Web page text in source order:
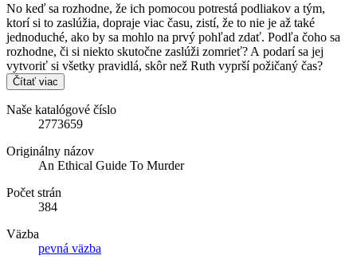
No keď sa rozhodne, že ich pomocou potrestá podliakov a tým,
ktorí si to zaslúžia, dopraje viac času, zistí, že to nie je až také
jednoduché, ako by sa mohlo na prvý pohľad zdať. Podľa čoho sa
rozhodne, či si niekto skutočne zaslúži zomrieť? A podarí sa jej
vytvoriť si všetky pravidlá, skôr než Ruth vyprší požičaný čas?
Čítať viac
Naše katalógové číslo
2773659
Originálny názov
An Ethical Guide To Murder
Počet strán
384
Väzba
pevná väzba